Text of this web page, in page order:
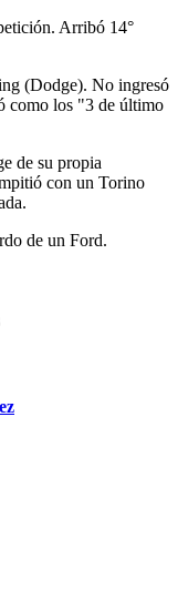
Arribó 14°
(Dodge). No ingresó
como los "3 de último
de su propia
con un Torino
de un Ford.